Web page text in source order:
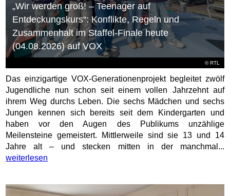
©RTL
„Wir werden groß! – Teenager auf
Entdeckungskurs“: Konflikte, Regeln und
Zusammenhalt im Staffel-Finale heute
(04.08.2026) auf VOX
Das einzigartige VOX-Generationenprojekt begleitet zwölf
Jugendliche nun schon seit einem vollen Jahrzehnt auf
ihrem Weg durchs Leben. Die sechs Mädchen und sechs
Jungen kennen sich bereits seit dem Kindergarten und
haben vor den Augen des Publikums unzählige
Meilensteine gemeistert. Mittlerweile sind sie 13 und 14
Jahre alt – und stecken mitten in der manchmal...
weiterlesen